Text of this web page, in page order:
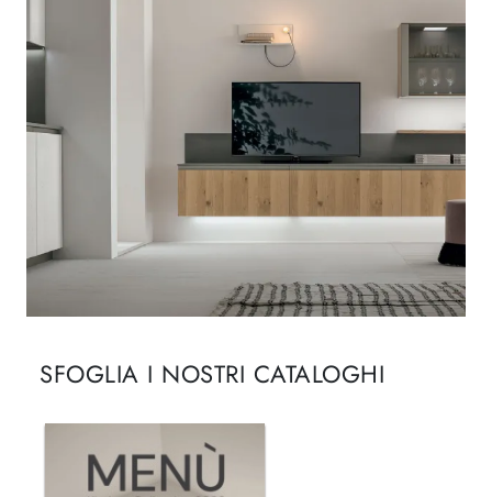
SFOGLIA I NOSTRI CATALOGHI